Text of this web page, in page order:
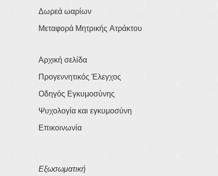
Δωρεά ωαρίων
Μεταφορά Μητρικής Ατράκτου
Αρχική σελίδα
Προγεννητικός Έλεγχος
Οδηγός Εγκυμοσύνης
Ψυχολογία και εγκυμοσύνη
Επικοινωνία
Εξωσωματική